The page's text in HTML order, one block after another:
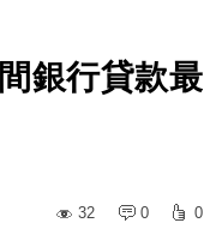
銀行貸款最
32
0 0